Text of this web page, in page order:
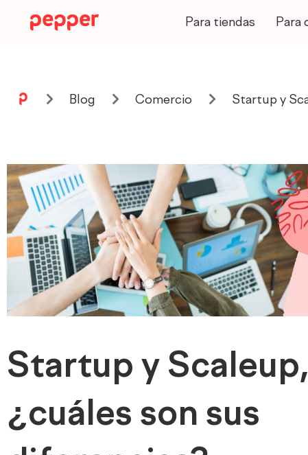
Para tiendas Para
Blog Comercio Startup y
Startup y Scaleup,
¿cuáles son sus